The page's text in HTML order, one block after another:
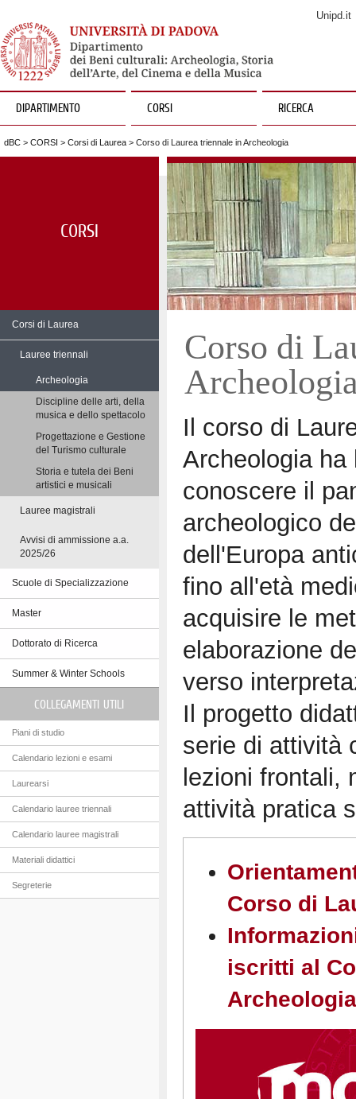
Unipd.it
DIPARTIMENTO CORSI RICERCA
dBC > CORSI > Corsi di Laurea > Corso di Laurea triennale in Archeologia
CORSI
Corsi di Laurea
Lauree triennali
Archeologia
Discipline delle arti, della
musica e dello spettacolo
Progettazione e Gestione
del Turismo culturale
Storia e tutela dei Beni
artistici e musicali
Lauree magistrali
Avvisi di ammissione a.a.
2025/26
Scuole di Specializzazione
Master
Dottorato di Ricerca
Summer & Winter Schools
COLLEGAMENTI UTILI
Piani di studio
Calendario lezioni e esami
Laurearsi
Calendario lauree triennali
Calendario lauree magistrali
Materiali didattici
Segreterie
Corso di
Il corso di
Archeologia
conoscere il
archeologico
dell'Europa
fino all'età
acquisire le
elaborazione
verso
Il progetto
serie di attività
lezioni frontali,
attività pratica
Corso di
iscritti al
Archeologia